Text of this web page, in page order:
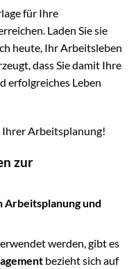
für Ihre
Laden Sie sie
heute, Ihr Arbeitsleben
dass Sie damit Ihre
erfolgreiches Leben
Arbeitsplanung!
zur
Arbeitsplanung und
werden, gibt es
bezieht sich auf